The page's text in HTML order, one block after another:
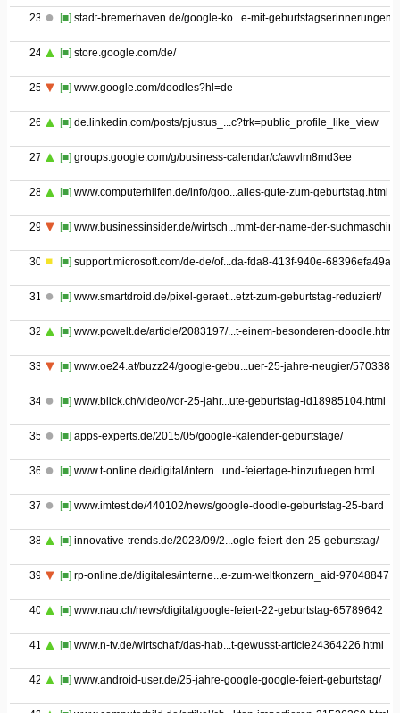
23 [■] stadt-bremerhaven.de/google-ko...e-mit-geburtstagserinnerungen/
24 [■] store.google.com/de/
25 [■] www.google.com/doodles?hl=de
26 [■] de.linkedin.com/posts/pjustus_...c?trk=public_profile_like_view
27 [■] groups.google.com/g/business-calendar/c/awvlm8md3ee
28 [■] www.computerhilfen.de/info/goo...alles-gute-zum-geburtstag.html
29 [■] www.businessinsider.de/wirtsch...mmt-der-name-der-
30 [■] support.microsoft.com/de-de/of...da-fda8-413f-940e-68396efa49a6
31 [■] www.smartdroid.de/pixel-geraet...etzt-zum-geburtstag-reduziert/
32 [■] www.pcwelt.de/article/2083197/...t-einem-besonderen-doodle.html
33 [■] www.oe24.at/buzz24/google-gebu...uer-25-jahre-neugier/
34 [■] www.blick.ch/video/vor-25-jahr...ute-geburtstag-id18985104.html
35 [■] apps-experts.de/2015/05/google-kalender-geburtstage/
36 [■] www.t-online.de/digital/intern...und-feiertage-hinzufuegen.html
37 [■] www.imtest.de/440102/news/google-doodle-geburtstag-25-bard
38 [■] innovative-trends.de/2023/09/2...ogle-feiert-den-25-geburtstag/
39 [■] rp-online.de/digitales/interne...e-zum-weltkonzern_aid-97048847
40 [■] www.nau.ch/news/digital/google-feiert-22-geburtstag-65789642
41 [■] www.n-tv.de/wirtschaft/das-hab...t-gewusst-article24364226.html
42 [■] www.android-user.de/25-jahre-google-google-feiert-geburtstag/